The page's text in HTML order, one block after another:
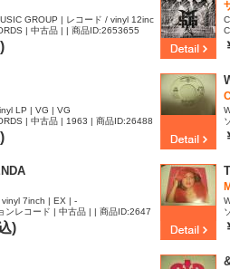
GROUP | レコード / vinyl 12inc
| 中古品 | | 商品ID:2653655
LP | VG | VG
| 中古品 | 1963 | 商品ID:26488
7inch | EX | -
ンレコード | 中古品 | | 商品ID:2647
)